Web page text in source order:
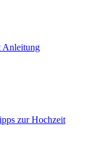
Anleitung
zur Hochzeit